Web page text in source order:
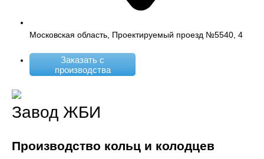
Московская область, Проектируемый проезд №5540, 4
Заказать с
производства
Завод ЖБИ
Производство кольц и колодцев